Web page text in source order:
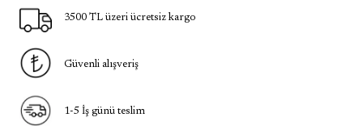
3500 TL üzeri ücretsiz kargo
Güvenli alışveriş
1-5 İş günü teslim